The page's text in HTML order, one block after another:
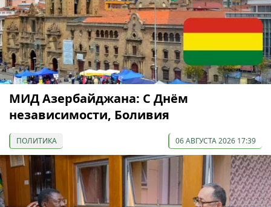
МИД Азербайджана: С Днём
независимости, Боливия
ПОЛИТИКА 06 АВГУСТА 2026 17:39